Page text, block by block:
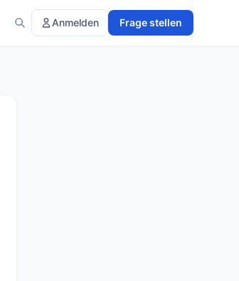
Anmelden Frage stellen